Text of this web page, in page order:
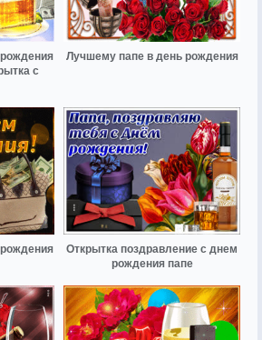
с
Лучшему папе в день рождения
Открытка поздравление с днем
рождения папе